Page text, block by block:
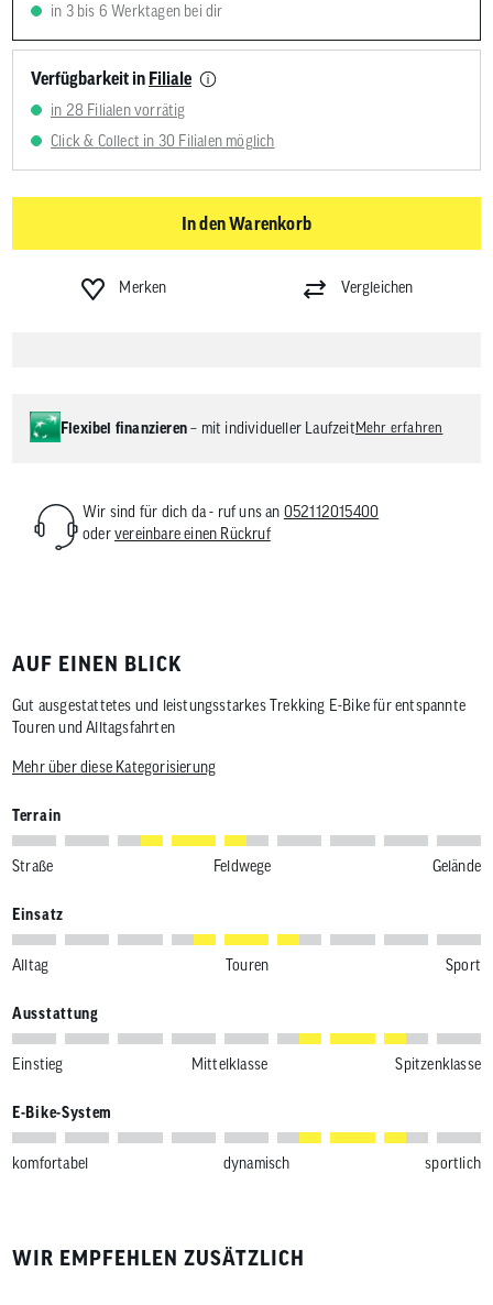
in 3 bis 6 Werktagen bei dir
Verfügbarkeit in Filiale
in 28 Filialen vorrätig
Click & Collect in 30 Filialen möglich
In den Warenkorb
Merken Vergleichen
Flexibel finanzieren– mit individueller Laufzeit Mehr erfahren
Wir sind für dich da - ruf uns an 052112015400
odervereinbare einen Rückruf
AUF EINEN BLICK
Gut ausgestattetes und leistungsstarkes Trekking E-Bike für entspannte
Touren und Alltagsfahrten
Mehr über diese Kategorisierung
Terrain
Straße Feldwege Gelände
Einsatz
Alltag Touren Sport
Ausstattung
Einstieg Mittelklasse Spitzenklasse
E-Bike-System
komfortabel dynamisch sportlich
WIR EMPFEHLEN ZUSÄTZLICH